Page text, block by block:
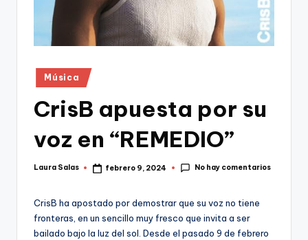
Publicado
en
Música
CrisB apuesta por su
voz en “REMEDIO”
Publicado
Laura Salas febrero 9, 2024 No hay comentarios
CrisB ha apostado por demostrar que su voz no tiene
fronteras, en un sencillo muy fresco que invita a ser
bailado bajo la luz del sol. Desde el pasado 9 de febrero